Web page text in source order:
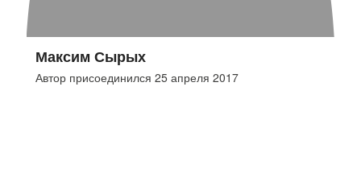
Максим Сырых
Автор присоединился 25 апреля 2017